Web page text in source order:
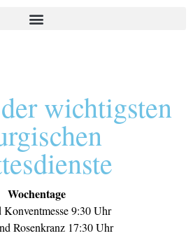
wichtigsten
Wochentage
Konventmesse 9:30 Uhr
Rosenkranz 17:30 Uhr